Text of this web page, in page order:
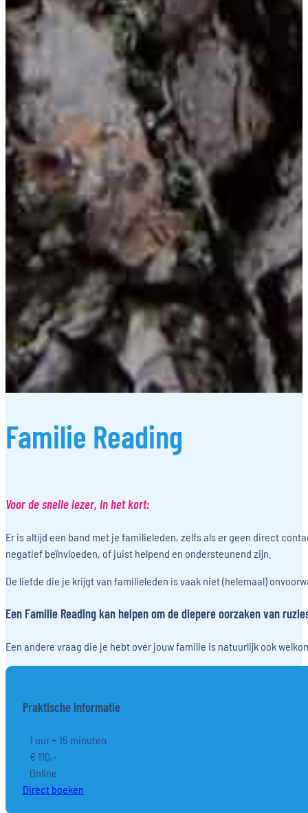
Familie Reading
Voor de snelle lezer, in het kort:
Er is altijd een band met je familieleden, zelfs als er geen direct
negatief beïnvloeden, of juist helpend en ondersteunend zijn.
De liefde die je krijgt van familieleden is vaak niet (helemaal)
Een Familie Reading kan helpen om de diepere oorzaken van
Een andere vraag die je hebt over jouw familie is natuurlijk ook
Praktische informatie
1 uur + 15 minuten
€ 110,-
Online
Direct boeken